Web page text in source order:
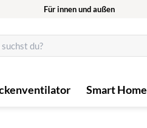
Für innen und außen
Smart Home